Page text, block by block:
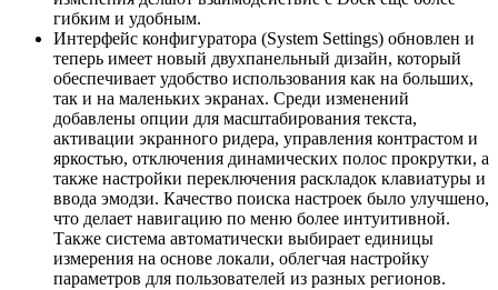
гибким и удобным.
Интерфейс конфигуратора (System Settings) обновлен и
теперь имеет новый двухпанельный дизайн, который
обеспечивает удобство использования как на больших,
так и на маленьких экранах. Среди изменений
добавлены опции для масштабирования текста,
активации экранного ридера, управления контрастом и
яркостью, отключения динамических полос прокрутки, а
также настройки переключения раскладок клавиатуры и
ввода эмодзи. Качество поиска настроек было улучшено,
что делает навигацию по меню более интуитивной.
Также система автоматически выбирает единицы
измерения на основе локали, облегчая настройку
параметров для пользователей из разных регионов.